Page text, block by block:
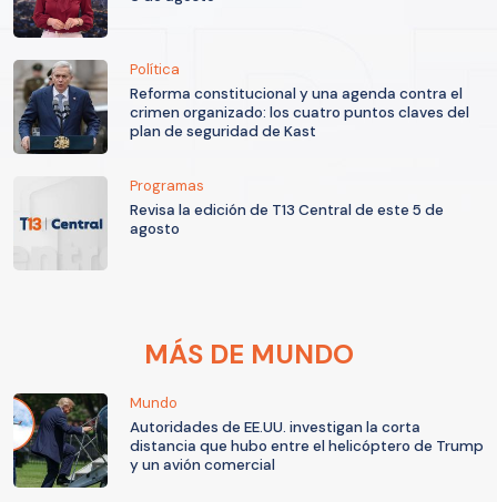
Política
Reforma constitucional y una agenda contra el
crimen organizado: los cuatro puntos claves del
plan de seguridad de Kast
Programas
Revisa la edición de T13 Central de este 5 de
agosto
MÁS DE MUNDO
Mundo
Autoridades de EE.UU. investigan la corta
distancia que hubo entre el helicóptero de Trump
y un avión comercial